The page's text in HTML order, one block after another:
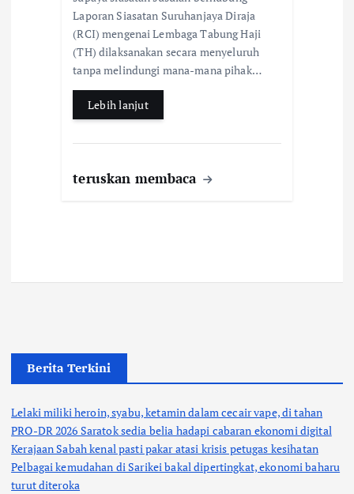
o
o
k
A
p
p
Laporan Siasatan Suruhanjaya Diraja
(RCI) mengenai Lembaga Tabung Haji
(TH) dilaksanakan secara menyeluruh
tanpa melindungi mana-mana pihak…
Lebih lanjut
teruskan membaca
Berita Terkini
Lelaki miliki heroin, syabu, ketamin dalam cecair vape, di tahan
PRO-DR 2026 Saratok sedia belia hadapi cabaran ekonomi digital
Kerajaan Sabah kenal pasti pakar atasi krisis petugas kesihatan
Pelbagai kemudahan di Sarikei bakal dipertingkat, ekonomi baharu
turut diteroka